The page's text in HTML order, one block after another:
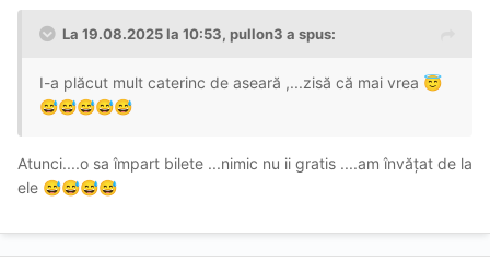
La 19.08.2025 la 10:53, pullon3 a spus:
I-a plăcut mult caterinc de aseară ,...zisă că mai vrea 😇
😅😅😅😅😅
Atunci....o sa împart bilete ...nimic nu ii gratis ....am învățat de la
ele 😅😅😅😅